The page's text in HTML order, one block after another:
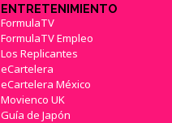
ENTRETENIMIENTO
FormulaTV
FormulaTV Empleo
Los Replicantes
eCartelera
eCartelera México
Movienco UK
Guía de Japón